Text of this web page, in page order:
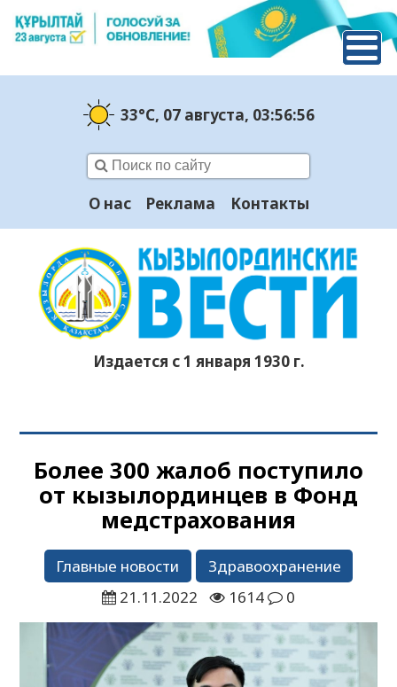
33°C, 07 августа, 03:56:56
О нас Реклама Контакты
Издается с 1 января 1930 г.
Более 300 жалоб поступило
от кызылординцев в Фонд
медстрахования
Главные новости
Здравоохранение
21.11.2022
1614 0